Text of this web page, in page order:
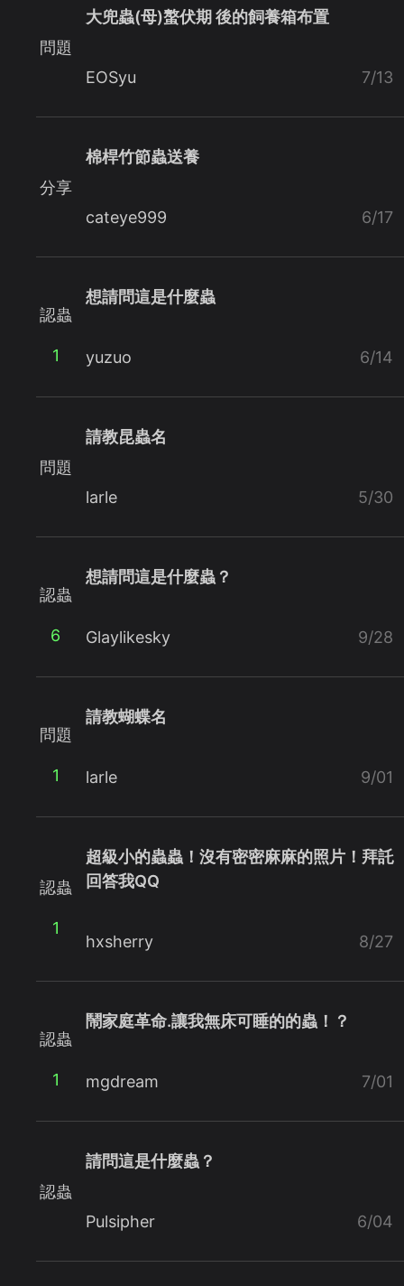
問題
大兜蟲(母)螯伏期 後的飼養箱布置
EOSyu 7/13
分享
棉桿竹節蟲送養
cateye999 6/17
認蟲
1
想請問這是什麼蟲
yuzuo 6/14
問題
請教昆蟲名
larle 5/30
認蟲
6
想請問這是什麼蟲？
Glaylikesky 9/28
問題
1
請教蝴蝶名
larle 9/01
認蟲
1
超級小的蟲蟲！沒有密密麻麻的照片！拜託
回答我QQ
hxsherry 8/27
認蟲
1
鬧家庭革命.讓我無床可睡的的蟲！？
mgdream 7/01
認蟲
請問這是什麼蟲？
Pulsipher 6/04